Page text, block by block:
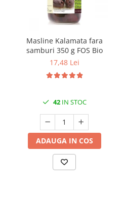
Masline Kalamata fara
samburi 350 g FOS Bio
17,48 Lei
42IN STOC
ADAUGA IN COS